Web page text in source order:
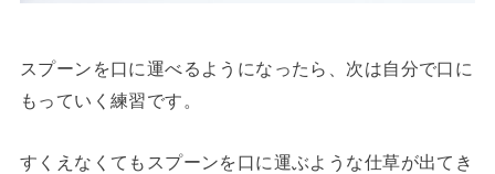
スプーンを口に運べるようになったら、次は自分で口に
もっていく練習です。
すくえなくてもスプーンを口に運ぶような仕草が出てき